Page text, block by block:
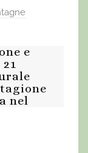
e
nel